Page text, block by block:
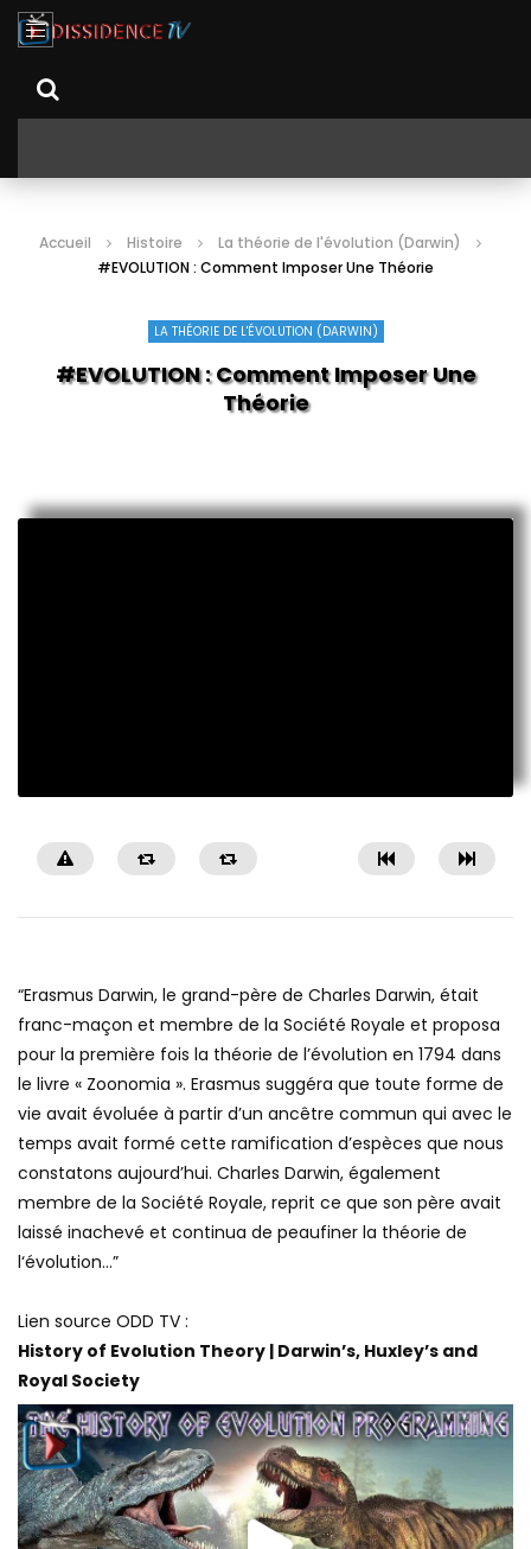
Accueil Histoire
La théorie de l'évolution (Darwin)
#EVOLUTION : Comment Imposer Une Théorie
LA THÉORIE DE L'ÉVOLUTION (DARWIN)
#EVOLUTION : Comment Imposer Une
Théorie
“Erasmus Darwin, le grand-père de Charles Darwin, était
franc-maçon et membre de la Société Royale et proposa
pour la première fois la théorie de l’évolution en 1794 dans
le livre « Zoonomia ». Erasmus suggéra que toute forme de
vie avait évoluée à partir d’un ancêtre commun qui avec le
temps avait formé cette ramification d’espèces que nous
constatons aujourd’hui. Charles Darwin, également
membre de la Société Royale, reprit ce que son père avait
laissé inachevé et continua de peaufiner la théorie de
l‘évolution…”
Lien source ODD TV :
History of Evolution Theory | Darwin’s, Huxley’s and
Royal Society